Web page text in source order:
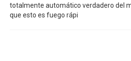
totalmente automático verdadero del
que esto es fuego rápi